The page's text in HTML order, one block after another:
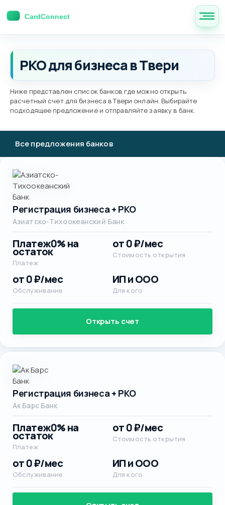
РКО для бизнеса в Твери
Ниже представлен список банков где можно открыть
расчетный счет для бизнеса в Твери онлайн. Выбирайте
подходящее предложение и отправляйте заявку в банк.
Все предложения банков
Регистрация бизнеса + РКО
Азиатско-Тихоокеанский Банк
Платеж0% на
остаток
Платеж
от 0 ₽/мес
Стоимость открытия
от 0 ₽/мес
Обслуживание
ИП и ООО
Для кого
Открыть счет
Регистрация бизнеса + РКО
Ак Барс Банк
Платеж0% на
остаток
Платеж
от 0 ₽/мес
Стоимость открытия
от 0 ₽/мес
Обслуживание
ИП и ООО
Для кого